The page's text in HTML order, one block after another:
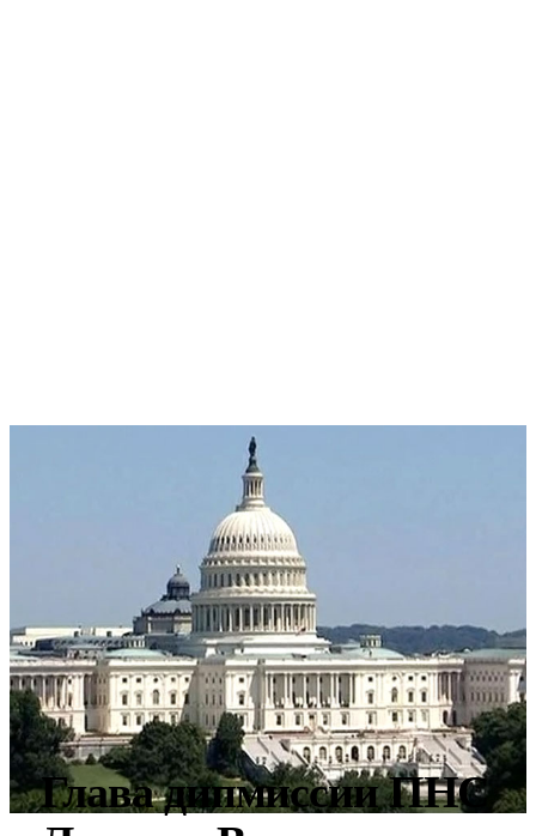
Глава дипмиссии ПНС